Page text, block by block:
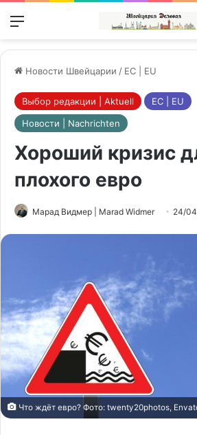
Меню
Новости Швейцарии / ЕС | EU
Выбор редакции | Aktuell
ЕС | EU
Новости | Nachrichten
Хороший кризис
плохого евро
Марад Видмер | Marad Widmer 24/
Что ждёт евро? Фото: twenty20photos,